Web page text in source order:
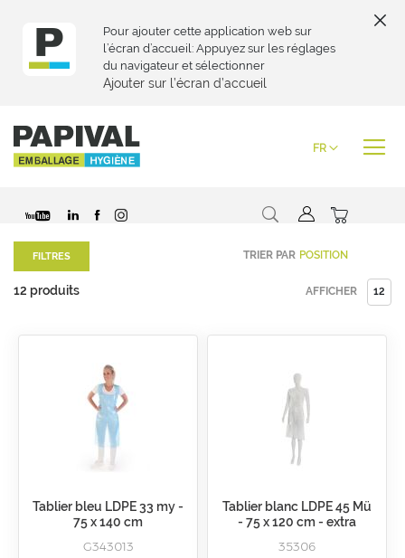
Pour ajouter cette application web sur
l’écran d’accueil: Appuyez sur les réglages
du navigateur et sélectionner
Ajouter sur l’écran d’accueil
to
Content
Langue
FR
Chercher Mon
12 produits AFFICHER
TRIER PAR
Tablier bleu LDPE 33 my -
75 x 140 cm
G343013
Tablier blanc LDPE 45 Mü
- 75 x 120 cm - extra
35306
FILTRES